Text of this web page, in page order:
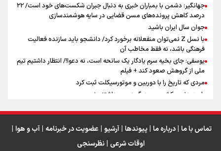
اینفو برنا / جدول کامل فاصله مرز شلمچه تا شهرهای زیارتی
عراق
جهانگیر: دشمن با بمباران خبری به دنبال جبران شکست‌های خود است/ ۲۲
درصد کاهش پرونده‌های مسن قضایی در سایه هوشمندسازی
جوان سال ایران باشید
با نسل Z نمی‌توان منفعلانه برخورد کرد/ دانشجو باید سازنده فعالیت
فرهنگی باشد، نه فقط مخاطب آن
یوسفی: جای بخیه سرم یادگار یک سانحه است، نه دعوا!/ انتظار داشتیم تیم
ملی از گروهش صعود کند + فیلم
مردی که تاریخ را با دوربین و موتورسیکلت ثبت کرد
رابرت دنیرو: کشور من دیگر دوست‌داشتنی نیست
انتظار حضور تیم‌های بزرگ مثل استقلال در لیگ هستیم
تورم ۵۸ درصدی معدن / وقتی هزینه استخراج از توان قیمت‌گذاری سبقتتماس با ما درباره ما پیوندها آرشیو عضویت در خبرنامه آب و هوا
اوقات شرعی نظرسنجی